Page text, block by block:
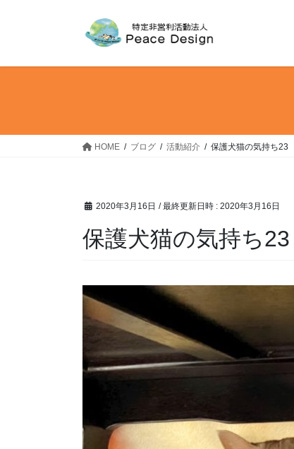
HOME ブログ 活動紹介 保護犬猫の気持ち23
2020年3月16日 / 最終更新日時 : 2020年3月16日
保護犬猫の気持ち23